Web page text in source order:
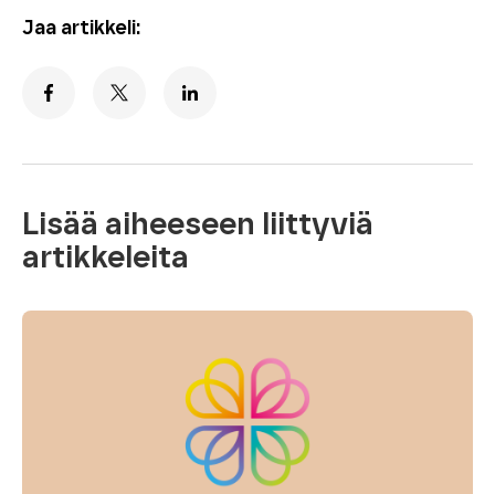
Jaa artikkeli:
Lisää aiheeseen liittyviä
artikkeleita